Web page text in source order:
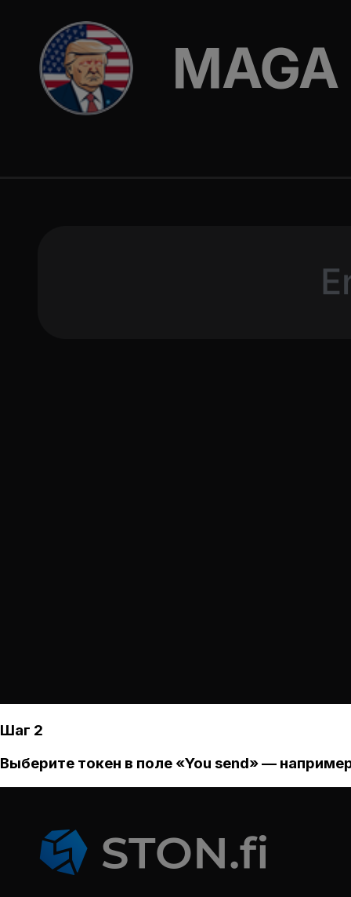
Шаг 2
Выберите токен в поле «You send» —